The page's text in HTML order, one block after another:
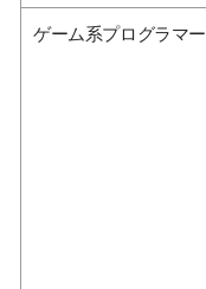
ゲーム系プログラマー